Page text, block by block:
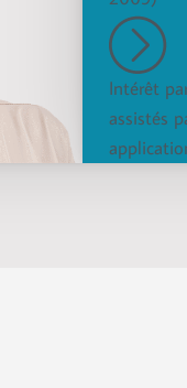
Intérêt
assistés